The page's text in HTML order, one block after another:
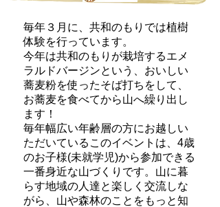
毎年３月に、共和のもりでは植樹
体験を行っています。
今年は共和のもりが栽培するエメ
ラルドバージンという、おいしい
蕎麦粉を使ったそば打ちをして、
お蕎麦を食べてから山へ繰り出し
ます！
毎年幅広い年齢層の方にお越しい
ただいているこのイベントは、4歳
のお子様(未就学児)から参加できる
一番身近な山づくりです。山に暮
らす地域の人達と楽しく交流しな
がら、山や森林のことをもっと知